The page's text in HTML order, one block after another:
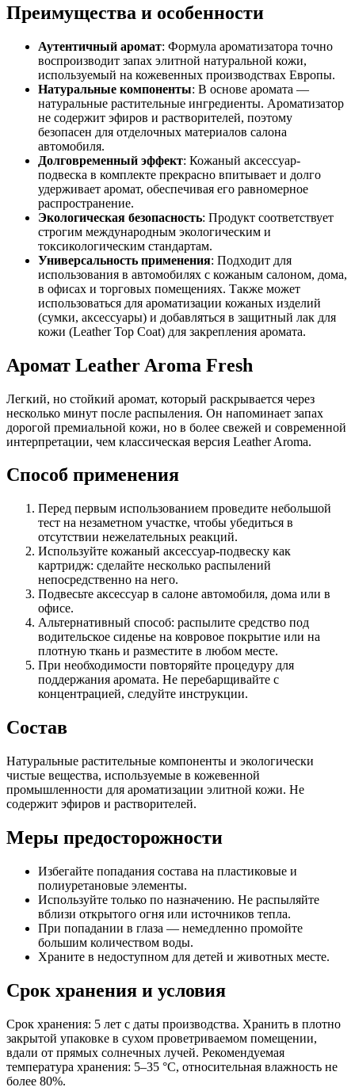
Преимущества и особенности
Аутентичный аромат: Формула ароматизатора точно
воспроизводит запах элитной натуральной кожи,
используемый на кожевенных производствах Европы.
Натуральные компоненты: В основе аромата —
натуральные растительные ингредиенты. Ароматизатор
не содержит эфиров и растворителей, поэтому
безопасен для отделочных материалов салона
автомобиля.
Долговременный эффект: Кожаный аксессуар-
подвеска в комплекте прекрасно впитывает и долго
удерживает аромат, обеспечивая его равномерное
распространение.
Экологическая безопасность: Продукт соответствует
строгим международным экологическим и
токсикологическим стандартам.
Универсальность применения: Подходит для
использования в автомобилях с кожаным салоном, дома,
в офисах и торговых помещениях. Также может
использоваться для ароматизации кожаных изделий
(сумки, аксессуары) и добавляться в защитный лак для
кожи (Leather Top Coat) для закрепления аромата.
Аромат Leather Aroma Fresh
Легкий, но стойкий аромат, который раскрывается через
несколько минут после распыления. Он напоминает запах
дорогой премиальной кожи, но в более свежей и современной
интерпретации, чем классическая версия Leather Aroma.
Способ применения
Перед первым использованием проведите небольшой
тест на незаметном участке, чтобы убедиться в
отсутствии нежелательных реакций.
Используйте кожаный аксессуар-подвеску как
картридж: сделайте несколько распылений
непосредственно на него.
Подвесьте аксессуар в салоне автомобиля, дома или в
офисе.
Альтернативный способ: распылите средство под
водительское сиденье на ковровое покрытие или на
плотную ткань и разместите в любом месте.
При необходимости повторяйте процедуру для
поддержания аромата. Не перебарщивайте с
концентрацией, следуйте инструкции.
Состав
Натуральные растительные компоненты и экологически
чистые вещества, используемые в кожевенной
промышленности для ароматизации элитной кожи. Не
содержит эфиров и растворителей.
Меры предосторожности
Избегайте попадания состава на пластиковые и
полиуретановые элементы.
Используйте только по назначению. Не распыляйте
вблизи открытого огня или источников тепла.
При попадании в глаза — немедленно промойте
большим количеством воды.
Храните в недоступном для детей и животных месте.
Срок хранения и условия
Срок хранения: 5 лет с даты производства. Хранить в плотно
закрытой упаковке в сухом проветриваемом помещении,
вдали от прямых солнечных лучей. Рекомендуемая
температура хранения: 5–35 °C, относительная влажность не
более 80%.